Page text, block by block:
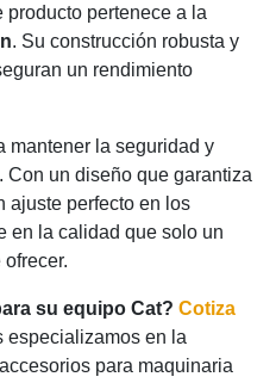
pertenece a la
. Su construcción robusta y
un rendimiento
mantener la seguridad y
un diseño que garantiza
ajuste perfecto en los
en la calidad que solo un
su equipo Cat? Cotiza
especializamos en la
para maquinaria